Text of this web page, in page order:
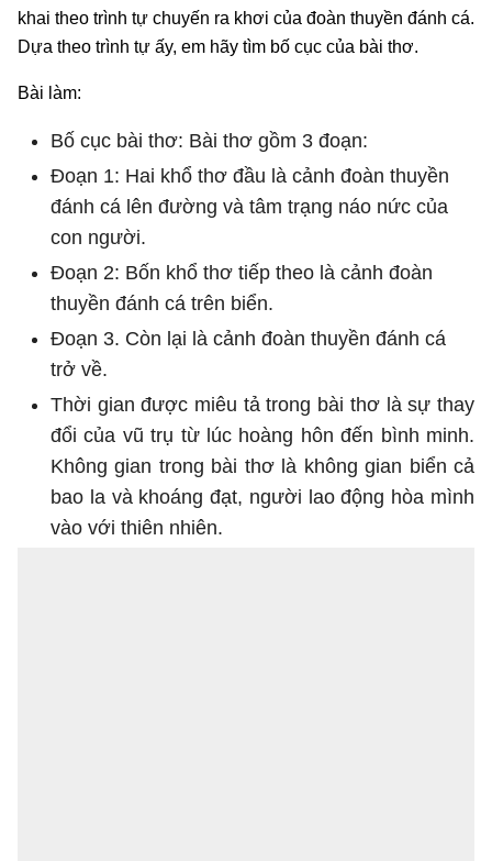
khai theo trình tự chuyến ra khơi của đoàn thuyền đánh cá.
Dựa theo trình tự ấy, em hãy tìm bố cục của bài thơ.
Bài làm:
Bố cục bài thơ: Bài thơ gồm 3 đoạn:
Đoạn 1: Hai khổ thơ đầu là cảnh đoàn thuyền
đánh cá lên đường và tâm trạng náo nức của
con người.
Đoạn 2: Bốn khổ thơ tiếp theo là cảnh đoàn
thuyền đánh cá trên biển.
Đoạn 3. Còn lại là cảnh đoàn thuyền đánh cá
trở về.
Thời gian được miêu tả trong bài thơ là sự thay
đổi của vũ trụ từ lúc hoàng hôn đến bình minh.
Không gian trong bài thơ là không gian biển cả
bao la và khoáng đạt, người lao động hòa mình
vào với thiên nhiên.